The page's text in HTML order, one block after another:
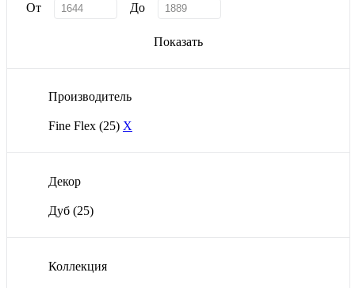
От До
Показать
Производитель
Fine Flex (25) X
Декор
Дуб (25)
Коллекция